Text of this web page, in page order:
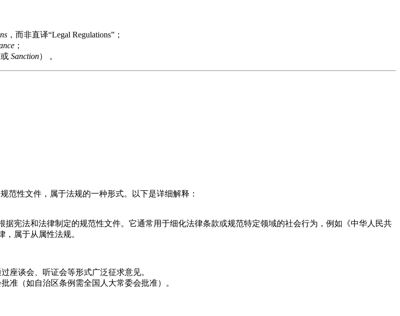
，而非直译“Legal Regulations”；
；
或 Sanction） 。
范性文件，属于法规的一种形式。以下是详细解释：
宪法和法律制定的规范性文件。它通常用于细化法律条款或规范特定领域的社会行为，例如《中华人民共
属于从属性法规。
座谈会、听证会等形式广泛征求意见。
准（如自治区条例需全国人大常委会批准）。